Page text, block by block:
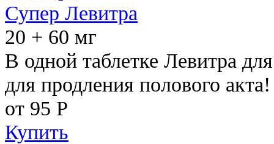
Супер Левитра
20 + 60 мг
В одной таблетке Левитра
для продления полового акта!
от 95 Р
Купить